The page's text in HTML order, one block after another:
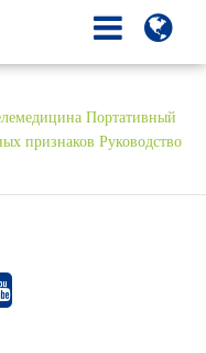
Портативный
признаков Руководство